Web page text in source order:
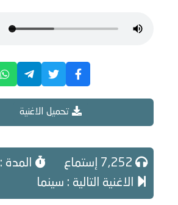
تحميل الاغنية
المدة :
الاغنية التالية : سينما